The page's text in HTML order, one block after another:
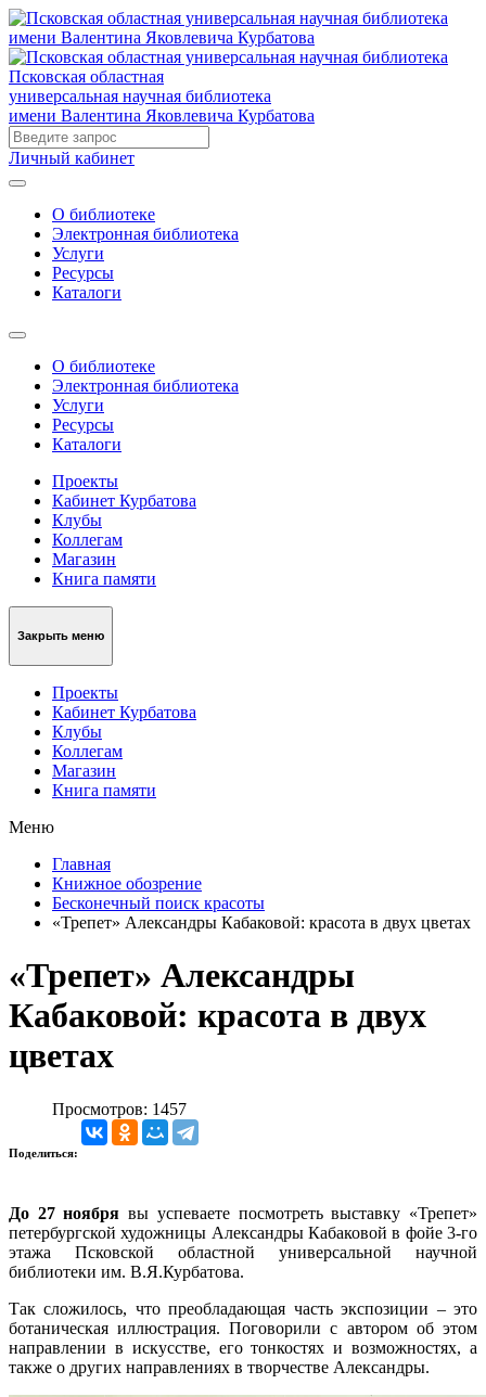
Псковская областная
универсальная научная библиотека
имени Валентина Яковлевича Курбатова
Личный кабинет
О библиотеке
Электронная библиотека
Услуги
Ресурсы
Каталоги
О библиотеке
Электронная библиотека
Услуги
Ресурсы
Каталоги
Проекты
Кабинет Курбатова
Клубы
Коллегам
Магазин
Книга памяти
Закрыть меню
Проекты
Кабинет Курбатова
Клубы
Коллегам
Магазин
Книга памяти
Меню
Главная
Книжное обозрение
Бесконечный поиск красоты
«Трепет» Александры Кабаковой: красота в двух цветах
«Трепет» Александры
Кабаковой: красота в двух
цветах
Просмотров: 1457
Поделиться:
До 27 ноября вы успеваете посмотреть выставку «Трепет»
петербургской художницы Александры Кабаковой в фойе 3-го
этажа Псковской областной универсальной научной
библиотеки им. В.Я.Курбатова.
Так сложилось, что преобладающая часть экспозиции – это
ботаническая иллюстрация. Поговорили с автором об этом
направлении в искусстве, его тонкостях и возможностях, а
также о других направлениях в творчестве Александры.